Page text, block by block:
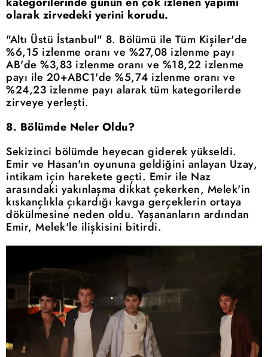
olarak zirvedeki yerini korudu.
"Altı Üstü İstanbul" 8. Bölümü ile Tüm Kişiler'de
%6,15 izlenme oranı ve %27,08 izlenme payı
AB'de %3,83 izlenme oranı ve %18,22 izlenme
payı ile 20+ABC1'de %5,74 izlenme oranı ve
%24,23 izlenme payı alarak tüm kategorilerde
zirveye yerleşti.
8. Bölümde Neler Oldu?
Sekizinci bölümde heyecan giderek yükseldi.
Emir ve Hasan'ın oyununa geldiğini anlayan Uzay,
intikam için harekete geçti. Emir ile Naz
arasındaki yakınlaşma dikkat çekerken, Melek'in
kıskançlıkla çıkardığı kavga gerçeklerin ortaya
dökülmesine neden oldu. Yaşananların ardından
Emir, Melek'le ilişkisini bitirdi.